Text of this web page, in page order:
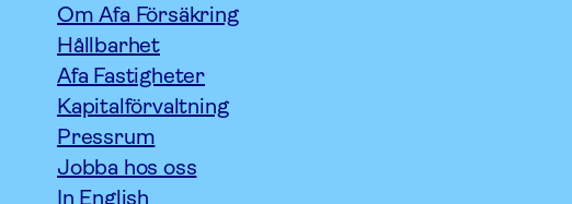
Om Afa Försäkring
Hållbarhet
Afa Fastigheter
Kapitalförvaltning
Pressrum
Jobba hos oss
In English